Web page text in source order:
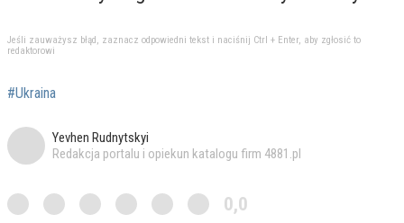
Jeśli zauważysz błąd, zaznacz odpowiedni tekst i naciśnij Ctrl + Enter, aby zgłosić to
redaktorowi
#Ukraina
Yevhen Rudnytskyi
Redakcja portalu i opiekun katalogu firm 4881.pl
0,0